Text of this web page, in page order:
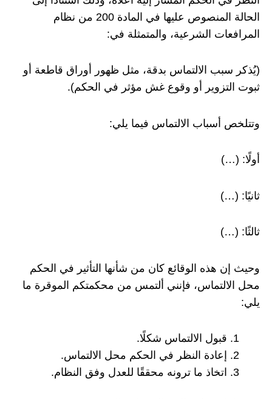
الحالة المنصوص عليها في المادة 200 من نظام
المرافعات الشرعية، والمتمثلة في:
(يُذكر سبب الالتماس بدقة، مثل ظهور أوراق قاطعة أو
ثبوت التزوير أو وقوع غش مؤثر في الحكم).
وتتلخص أسباب الالتماس فيما يلي:
أولًا: (…)
ثانيًا: (…)
ثالثًا: (…)
وحيث إن هذه الوقائع كان من شأنها التأثير في الحكم
محل الالتماس، فإنني ألتمس من محكمتكم الموقرة ما
يلي:
قبول الالتماس شكلًا.
إعادة النظر في الحكم محل الالتماس.
اتخاذ ما ترونه محققًا للعدل وفق النظام.